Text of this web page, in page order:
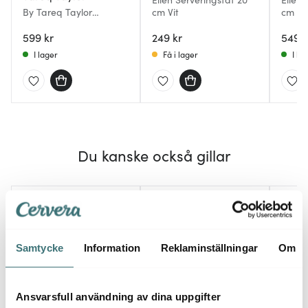
Samtycke Information Reklaminställningar Om
Ansvarsfull användning av dina uppgifter
By Tareq Taylor
Rostfritt stål
599 kr
I lager
cm Vit
249 kr
Få i lager
cm
549
I
Du kanske också gillar